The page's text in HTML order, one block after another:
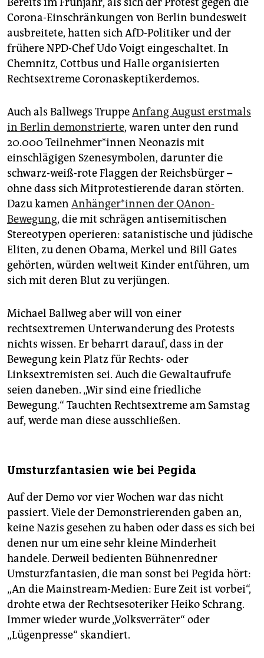
Corona-Einschränkungen von Berlin bundesweit
ausbreitete, hatten sich AfD-Politiker und der
frühere NPD-Chef Udo Voigt eingeschaltet. In
Chemnitz, ­Cottbus und Halle organisierten
Rechtsextreme Coronaskeptikerdemos.
Auch als Ballwegs TruppeAnfang August erstmals
in Berlin demonstrierte, waren unter den rund
20.000 Teil­neh­me­r*innen Neonazis mit
einschlägigen Szenesymbolen, darunter die
schwarz-weiß-rote Flaggen der Reichsbürger –
ohne dass sich Mitprotestierende daran störten.
Dazu kamen Anhänger*innen der ­QAnon-
Bewegung, die mit schrägen antisemitischen
Stereotypen operieren: satanistische und jüdische
Eliten, zu denen Obama, Merkel und Bill Gates
gehörten, würden weltweit Kinder entführen, um
sich mit deren Blut zu ­verjüngen.
Michael Ballweg aber will von einer
rechtsextremen Unterwanderung des Protests
nichts wissen. Er beharrt darauf, dass in der
Bewegung kein Platz für Rechts- oder
Linksextremisten sei. Auch die Gewaltaufrufe
seien daneben. „Wir sind eine friedliche
Bewegung.“ Tauchten Rechtsextreme am Samstag
auf, werde man diese ausschließen.
Umsturzfantasien wie bei Pegida
Auf der Demo vor vier Wochen war das nicht
passiert. Viele der Demonstrierenden gaben an,
keine Nazis gesehen zu haben oder dass es sich bei
denen nur um eine sehr kleine Minderheit
handele. Derweil bedienten Bühnenredner
Umsturzfantasien, die man sonst bei Pegida hört:
„An die Mainstream-Medien: Eure Zeit ist vorbei“,
drohte etwa der Rechts­esoteriker Heiko Schrang.
Immer wieder wurde „Volksverräter“ oder
„Lügenpresse“ skandiert.